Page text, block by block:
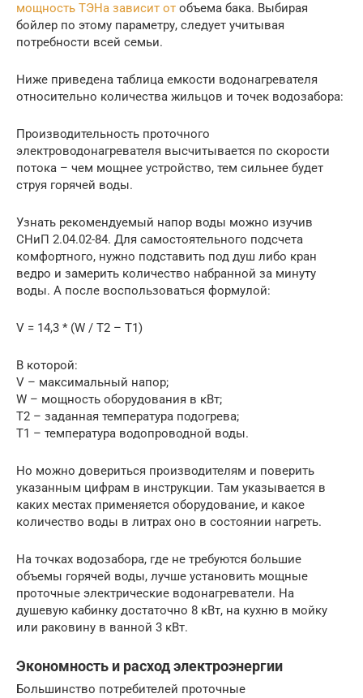
мощность ТЭНа зависит от объема бака. Выбирая
бойлер по этому параметру, следует учитывая
потребности всей семьи.
Ниже приведена таблица емкости водонагревателя
относительно количества жильцов и точек водозабора:
Производительность проточного
электроводонагревателя высчитывается по скорости
потока – чем мощнее устройство, тем сильнее будет
струя горячей воды.
Узнать рекомендуемый напор воды можно изучив
СНиП 2.04.02-84. Для самостоятельного подсчета
комфортного, нужно подставить под душ либо кран
ведро и замерить количество набранной за минуту
воды. А после воспользоваться формулой:
V = 14,3 * (W / T2 – T1)
В которой:
V – максимальный напор;
W – мощность оборудования в кВт;
T2 – заданная температура подогрева;
Т1 – температура водопроводной воды.
Но можно довериться производителям и поверить
указанным цифрам в инструкции. Там указывается в
каких местах применяется оборудование, и какое
количество воды в литрах оно в состоянии нагреть.
На точках водозабора, где не требуются большие
объемы горячей воды, лучше установить мощные
проточные электрические водонагреватели. На
душевую кабинку достаточно 8 кВт, на кухню в мойку
или раковину в ванной 3 кВт.
Экономность и расход электроэнергии
Большинство потребителей проточные